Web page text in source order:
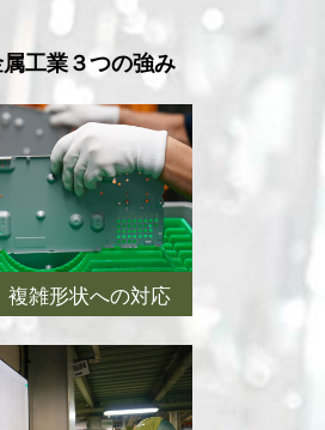
工業３つの強み
複雑形状への対応